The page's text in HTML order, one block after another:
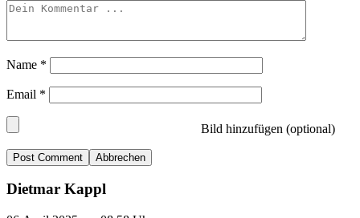
Name *
Email *
Bild hinzufügen (optional)
Abbrechen
Dietmar Kappl